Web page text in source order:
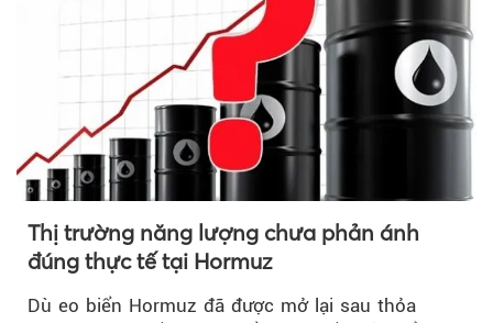
Thị trường năng lượng chưa phản ánh
đúng thực tế tại Hormuz
Dù eo biển Hormuz đã được mở lại sau thỏa